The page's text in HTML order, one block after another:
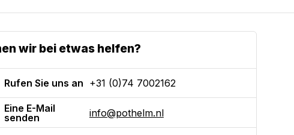
wir bei etwas helfen?
Rufen Sie uns an +31 (0)74 7002162
Eine E-Mail
senden
info@pothelm.nl